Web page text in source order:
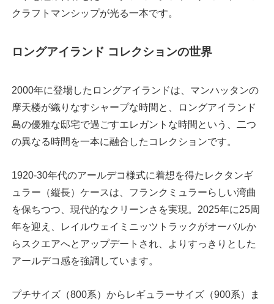
クラフトマンシップが光る一本です。
ロングアイランド コレクションの世界
2000年に登場したロングアイランドは、マンハッタンの
摩天楼が織りなすシャープな時間と、ロングアイランド
島の優雅な邸宅で過ごすエレガントな時間という、二つ
の異なる時間を一本に融合したコレクションです。
1920-30年代のアールデコ様式に着想を得たレクタンギ
ュラー（縦長）ケースは、フランクミュラーらしい湾曲
を保ちつつ、現代的なクリーンさを実現。2025年に25周
年を迎え、レイルウェイミニッツトラックがオーバルか
らスクエアへとアップデートされ、よりすっきりとした
アールデコ感を強調しています。
プチサイズ（800系）からレギュラーサイズ（900系）ま